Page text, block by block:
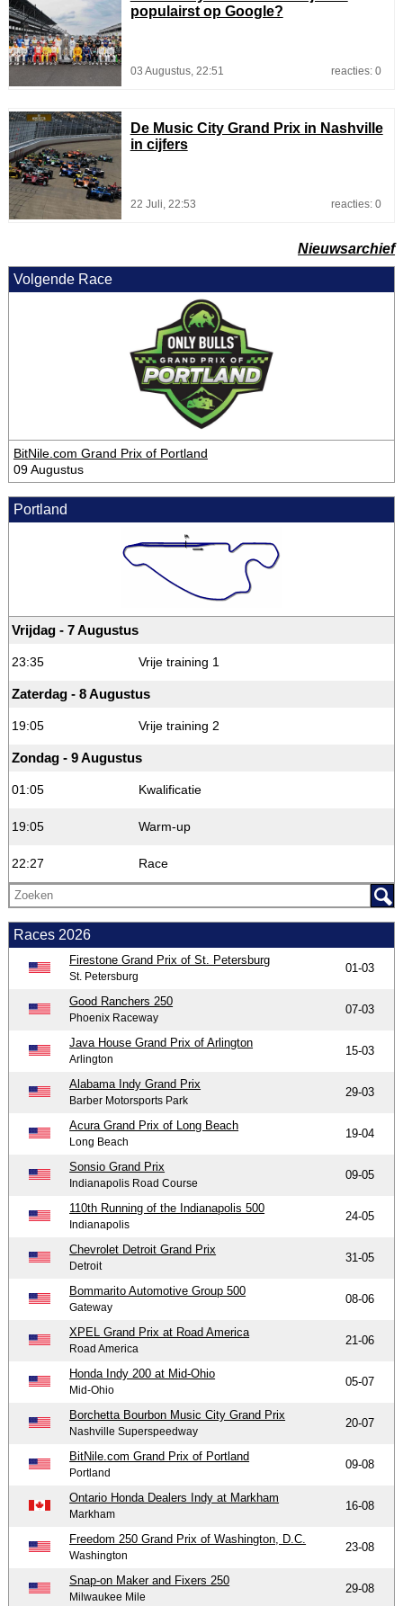
populairst op Google?
03 Augustus, 22:51 reacties: 0
De Music City Grand Prix in Nashville
in cijfers
22 Juli, 22:53 reacties: 0
Nieuwsarchief
Volgende Race
BitNile.com Grand Prix of Portland
09 Augustus
Portland
Vrijdag - 7 Augustus
23:35 Vrije training 1
Zaterdag - 8 Augustus
19:05 Vrije training 2
Zondag - 9 Augustus
01:05 Kwalificatie
19:05 Warm-up
22:27 Race
Races 2026
Firestone Grand Prix of St. Petersburg
St. Petersburg
01-03
Good Ranchers 250
Phoenix Raceway
07-03
Java House Grand Prix of Arlington
Arlington
15-03
Alabama Indy Grand Prix
Barber Motorsports Park
29-03
Acura Grand Prix of Long Beach
Long Beach
19-04
Sonsio Grand Prix
Indianapolis Road Course
09-05
110th Running of the Indianapolis 500
Indianapolis
24-05
Chevrolet Detroit Grand Prix
Detroit
31-05
Bommarito Automotive Group 500
Gateway
08-06
XPEL Grand Prix at Road America
Road America
21-06
Honda Indy 200 at Mid-Ohio
Mid-Ohio
05-07
Borchetta Bourbon Music City Grand Prix
Nashville Superspeedway
20-07
BitNile.com Grand Prix of Portland
Portland
09-08
Ontario Honda Dealers Indy at Markham
Markham
16-08
Freedom 250 Grand Prix of Washington, D.C.
Washington
23-08
Snap-on Maker and Fixers 250
Milwaukee Mile
29-08